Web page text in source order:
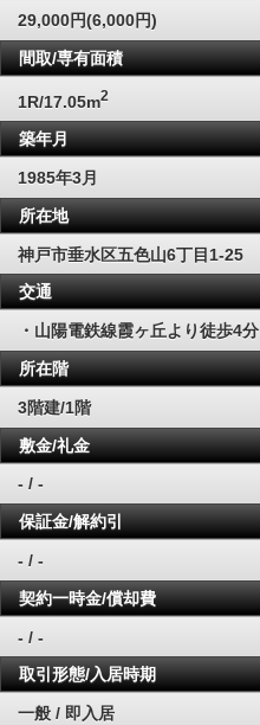
29,000円(6,000円)
間取/専有面積
1R/17.05m2
築年月
1985年3月
所在地
神戸市垂水区五色山6丁目1-25
交通
・山陽電鉄線霞ヶ丘より徒歩4分
所在階
3階建/1階
敷金/礼金
- / -
保証金/解約引
- / -
契約一時金/償却費
- / -
取引形態/入居時期
一般 / 即入居